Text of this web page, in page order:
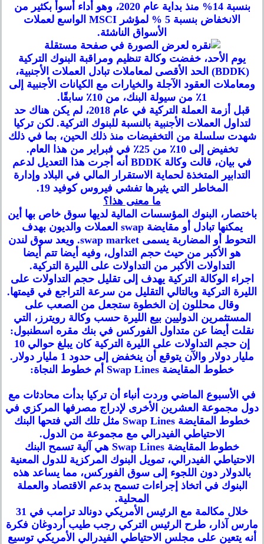
بنسبة 14% منذ بداية عام 2020، وهو أداء أسوأ بكثير من
الانخفاض بنسبة 5 % لمؤشر MSCI الواسع لعملات
الأسواق الناشئة.
يوم الأحد، خفضت وكالة تنظيم ومراقبة البنوك التركية
(BDDK) الحد الأقصى لمعاملات تبادل العملات الأجنبية،
ومعاملات العقود الآجلة والخيارات مع الكيانات الأجنبية إلى
1٪ من سيولة البنك، من 10٪ سابقًا.
قبل أزمة العملة التركية في عام 2018، لم يكن هناك حد
لتداول العملات الأجنبية بالنسبة للبنوك التركية. لكن تركيا
شهدت سلسلة من التخفيضات منذ ذلك الحين، بما في ذلك
تخفيض إلى 10٪ من 25٪ في فبراير من هذا العام.
في بيان، قالت وكالة BDDK أنه أجرت هذا التعديل لدعم
التدابير المتخذة لحماية الاستقرار المالي في البلاد وإدارة
المخاطر التي يثيرها تفشي فيروس كوفيد 19.
ما معنى هذا؟
باختصار، البنوك المؤسسات المالية لديها سوق خاص بها أين
يمكنها تبادل أو مقايضة swap العملات والديون بهدف
التحوط أو المضاربة يسمى swap market. ويعد سوق لندن
هو الأكبر من حيث حجم التداول، وفيه أيضا تتم أيضا
التداولات الأكبر من التداولات على الليرة التركية.
اجراء الوكالة التركية يهدف إلى تقليل حجم التداولات على
الليرة التركية وبالتالي التقليل من سرعة التراجع في قيمتها.
وقال محللون إن الخطوة ستجعل من الصعب على
المستثمرين الدوليين بيع الليرة حسب وكالة رويترز، التي
نقلت أيضا عن متداول الفوركس في بنك مقره اسطنبول:
إن حجم التداولات على الليرة التركية كان يبلغ حوالي 10
مليار دولار والآن يتوقع أن ينخفض إلى حدود 1 مليار دولار.
خطوط المقايضة Swap Lines أم خطوط النجاة:
في الأسبوع الماضي وردت أنباء أن تركيا بدأت محادثات مع
دول مجموعة العشرين الأخرى لإدراج مصرفها المركزي في
خطوط المقايضة Swap Lines مثل تلك التي فتحها البنك
الاحتياطي الفيدرالي مع مجموعة من الدول.
خطوط المقايضة Swap Lines هي آلية تسمح البنك
الاحتياطي الفيدرالي، تمويل البنوك المركزية للدول المعنية
بالدولار دون اللجوء إلى سوق الفوركس، مما يساعد هذه
البنوك في اتخاذ إجراءات تسمح بدعم الاقتصاد والعملة
المحلية.
خلال مكالمة مع الرئيس الأمريكي دونالد ترامب في 31
مارس آذار، طرح الرئيس التركي رجب طيب أردوغان فكرة
أنه يتعين على مجلس الاحتياطي الفيدرالي الأمريكي توسيع